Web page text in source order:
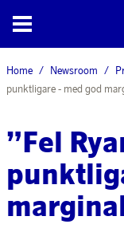
Home Newsroom
punktligare - med god
”Fel